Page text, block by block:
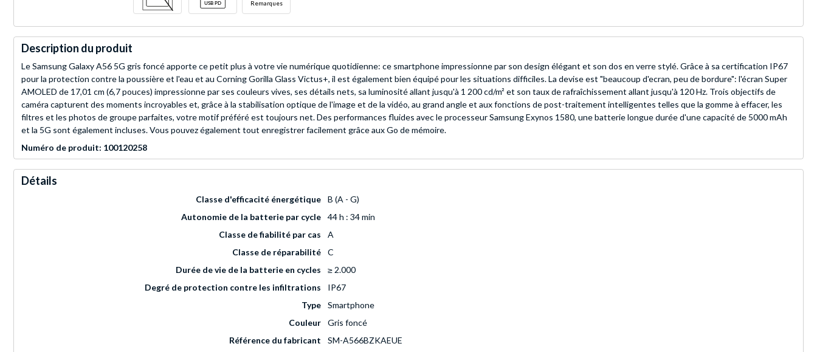
Remarques
Description du produit
Le Samsung Galaxy A56 5G gris foncé apporte ce petit plus à votre vie numérique quotidienne: ce smartphone impressionne par son design élégant et son dos en verre stylé. Grâce à sa certification IP67
pour la protection contre la poussière et l'eau et au Corning Gorilla Glass Victus+, il est également bien équipé pour les situations difficiles. La devise est "beaucoup d'ecran, peu de bordure": l'écran Super
AMOLED de 17,01 cm (6,7 pouces) impressionne par ses couleurs vives, ses détails nets, sa luminosité allant jusqu'à 1 200 cd/m² et son taux de rafraîchissement allant jusqu'à 120 Hz. Trois objectifs de
caméra capturent des moments incroyables et, grâce à la stabilisation optique de l'image et de la vidéo, au grand angle et aux fonctions de post-traitement intelligentes telles que la gomme à effacer, les
filtres et les photos de groupe parfaites, votre motif préféré est toujours net. Des performances fluides avec le processeur Samsung Exynos 1580, une batterie longue durée d'une capacité de 5000 mAh
et la 5G sont également incluses. Vous pouvez également tout enregistrer facilement grâce aux Go de mémoire.
Numéro de produit: 100120258
Détails
Classe d'efficacité énergétique
B (A - G)
Autonomie de la batterie par cycle
44 h : 34 min
Classe de fiabilité par cas
A
Classe de réparabilité
C
Durée de vie de la batterie en cycles
≥ 2.000
Degré de protection contre les infiltrations
IP67
Type
Smartphone
Couleur
Gris foncé
Référence du fabricant
SM-A566BZKAEUE